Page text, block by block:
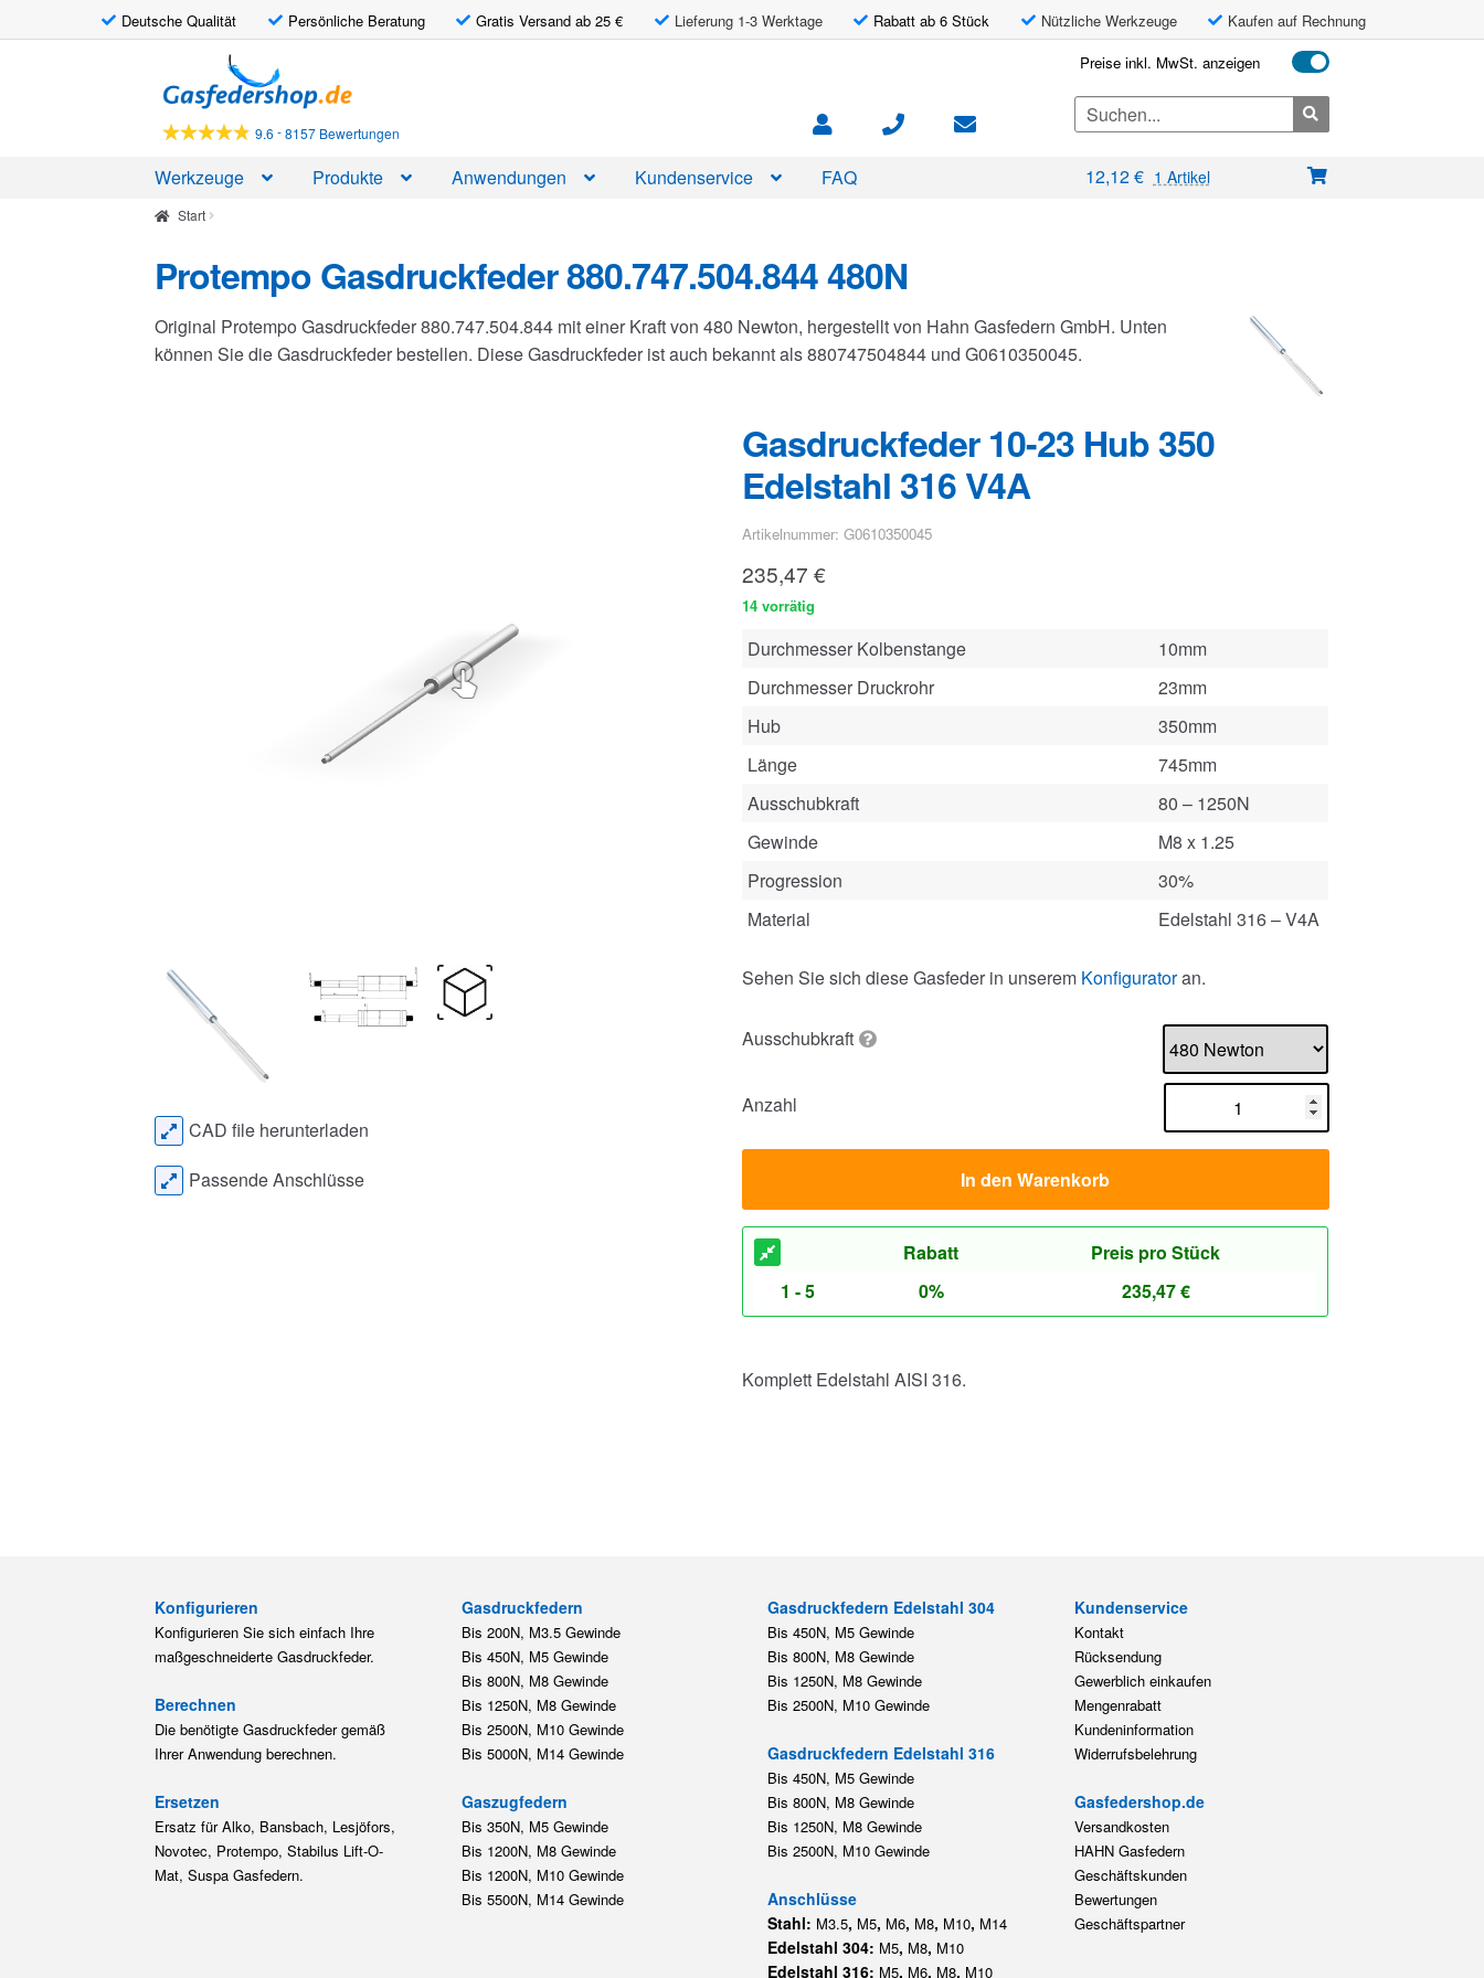
Deutsche Qualität Persönliche Beratung Gratis Versand ab 25 € Lieferung 1-3 Werktage Rabatt ab 6 Stück Nützliche Werkzeuge Kaufen auf Rechnung
Navigation
springen
Inhalt
springen
9.6 -8157 Bewertungen
Preise inkl. MwSt. anzeigen
Search
for:
Werkzeuge Produkte Anwendungen Kundenservice FAQ 12,12€ 1 Artikel
Start
Protempo Gasdruckfeder 880.747.504.844 480N
Original Protempo Gasdruckfeder 880.747.504.844 mit einer Kraft von 480 Newton, hergestellt von Hahn Gasfedern GmbH. Unten
können Sie die Gasdruckfeder bestellen. Diese Gasdruckfeder ist auch bekannt als 880747504844 und G0610350045.
Gasdruckfeder 10-23 Hub 350
Edelstahl 316 V4A
Artikelnummer: G0610350045
235,47 €
14 vorrätig
Durchmesser Kolbenstange
10mm
Durchmesser Druckrohr
23mm
Hub
350mm
Länge
745mm
Ausschubkraft
80 – 1250N
Gewinde
M8 x 1.25
Progression
30%
Material
Edelstahl 316 – V4A
Sehen Sie sich diese Gasfeder in unserem Konfiguratoran.
Ausschubkraft
Anzahl
In den Warenkorb
Rabatt
Preis pro Stück
1 - 5
0% 235,47€
Komplett Edelstahl AISI 316.
CAD file herunterladen
Passende Anschlüsse
Konfigurieren
Konfigurieren Sie sich einfach Ihre
maßgeschneiderte Gasdruckfeder.
Berechnen
Die benötigte Gasdruckfeder gemäß
Ihrer Anwendung berechnen.
Ersetzen
Ersatz für Alko, Bansbach, Lesjöfors,
Novotec, Protempo, Stabilus Lift-O-
Mat, Suspa Gasfedern.
Gasdruckfedern
Bis 200N, M3.5 Gewinde
Bis 450N, M5 Gewinde
Bis 800N, M8 Gewinde
Bis 1250N, M8 Gewinde
Bis 2500N, M10 Gewinde
Bis 5000N, M14 Gewinde
Gaszugfedern
Bis 350N, M5 Gewinde
Bis 1200N, M8 Gewinde
Bis 1200N, M10 Gewinde
Bis 5500N, M14 Gewinde
Gasdruckfedern Edelstahl 304
Bis 450N, M5 Gewinde
Bis 800N, M8 Gewinde
Bis 1250N, M8 Gewinde
Bis 2500N, M10 Gewinde
Gasdruckfedern Edelstahl 316
Bis 450N, M5 Gewinde
Bis 800N, M8 Gewinde
Bis 1250N, M8 Gewinde
Bis 2500N, M10 Gewinde
Anschlüsse
Stahl: M3.5, M5, M6, M8, M10, M14
Edelstahl 304: M5, M8, M10
Edelstahl 316: M5, M6, M8, M10
Kundenservice
Kontakt
Rücksendung
Gewerblich einkaufen
Mengenrabatt
Kundeninformation
Widerrufsbelehrung
Gasfedershop.de
Versandkosten
HAHN Gasfedern
Geschäftskunden
Bewertungen
Geschäftspartner